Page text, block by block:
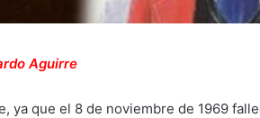
Aguirre
ya que el 8 de noviembre de 1969